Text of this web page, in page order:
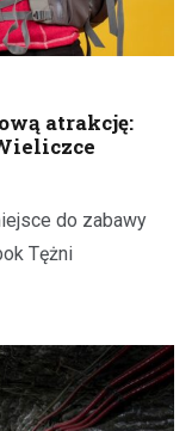
atrakcję:
do zabawy
Tężni